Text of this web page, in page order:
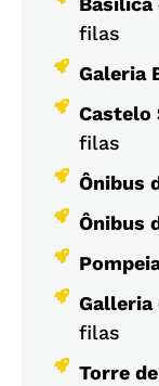
filas
Galeria
Castelo
filas
Ônibus
Ônibus
Galleria
filas
Torre